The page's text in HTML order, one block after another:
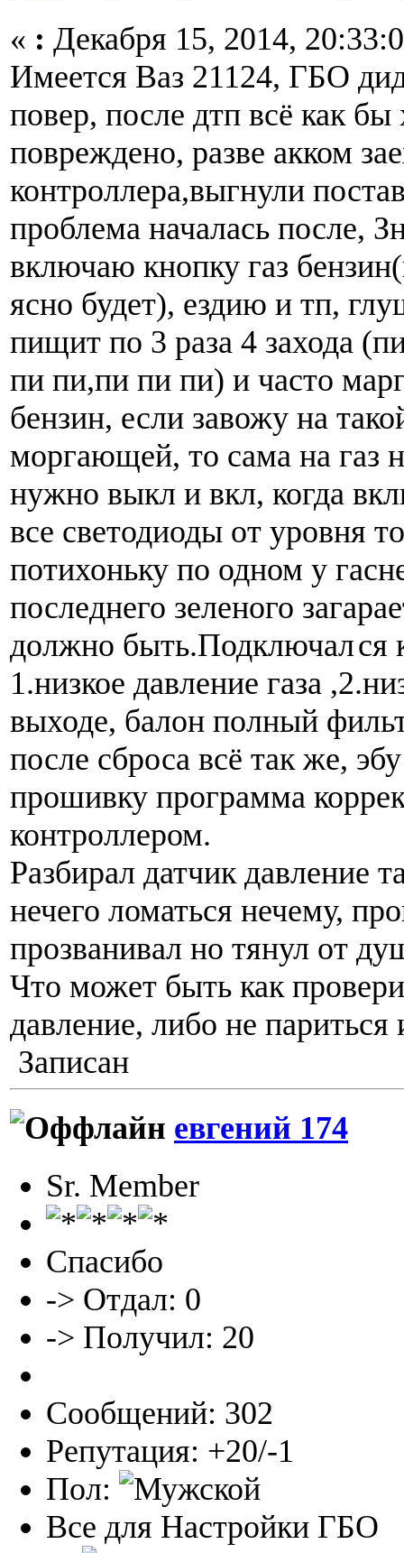
« : Декабря 15, 2014,
Имеется Ваз 21124, ГБО
повер, после дтп всё как
повреждено, разве акком
контроллера,выгнули
проблема началась после,
включаю кнопку газ
ясно будет), ездию и тп,
пищит по 3 раза 4 захода
пи пи,пи пи пи) и часто
бензин, если завожу на
моргающей, то сама на газ
нужно выкл и вкл, когда
все светодиоды от уровня
потихоньку по одном у
последнего зеленого
должно быть.Подключался
1.низкое давление газа
выходе, балон полный
после сброса всё так же,
прошивку программа
контроллером.
Разбирал датчик давление
нечего ломаться нечему,
прозванивал но тянул от
Что может быть как
давление, либо не париться
Записан
евгений 174
Sr. Member
Спасибо
-> Отдал: 0
-> Получил: 20
Сообщений: 302
Репутация: +20/-1
Пол:
Все для Настройки ГБО